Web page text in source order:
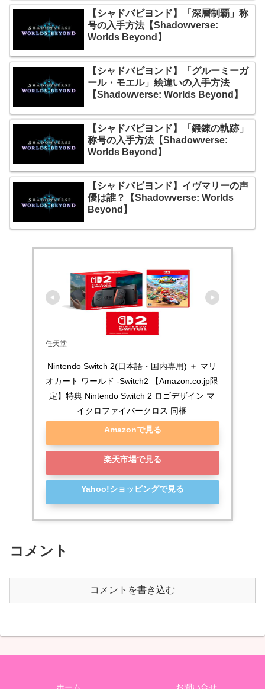
【シャドバビヨンド】「深層制覇」称
号の入手方法【Shadowverse:
Worlds Beyond】
【シャドバビヨンド】「グルーミーガ
ール・モエル」絵違いの入手方法
【Shadowverse: Worlds Beyond】
【シャドバビヨンド】「鍛錬の軌跡」
称号の入手方法【Shadowverse:
Worlds Beyond】
【シャドバビヨンド】イヴマリーの声
優は誰？【Shadowverse: Worlds
Beyond】
任天堂
Nintendo Switch 2(日本語・国内専用) ＋ マリ
オカート ワールド -Switch2 【Amazon.co.jp限
定】特典 Nintendo Switch 2 ロゴデザイン マ
イクロファイバークロス 同梱
Amazonで見る
楽天市場で見る
Yahoo!ショッピングで見る
コメント
コメントを書き込む